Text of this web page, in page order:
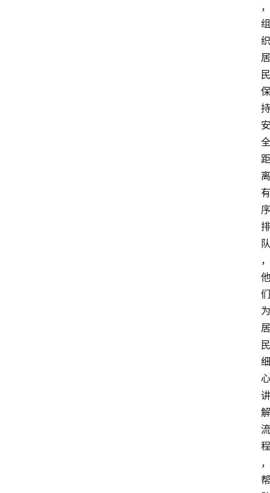
，
组
织
居
民
保
持
安
全
距
离
有
序
排
队
，
他
们
为
居
民
细
心
讲
解
流
程
，
帮